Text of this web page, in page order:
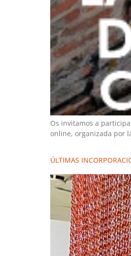
Os invitamos a
online, organizada por
ÚLTIMAS